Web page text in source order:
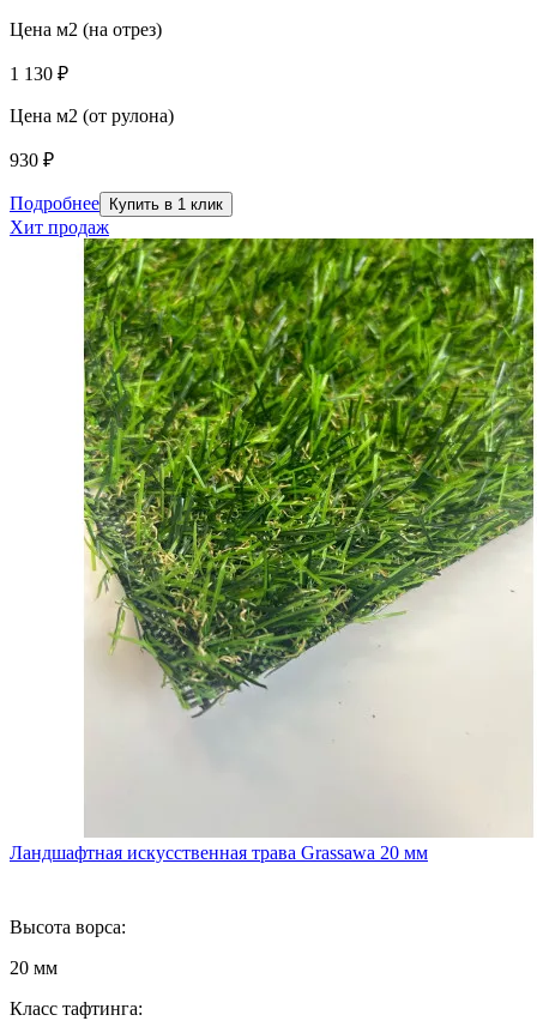
Цена м2 (на отрез)
1 130 ₽
Цена м2 (от рулона)
930 ₽
Подробнее Купить в 1 клик
Хит продаж
Ландшафтная искусственная трава Grassawa 20 мм
Высота ворса:
20 мм
Класс тафтинга: